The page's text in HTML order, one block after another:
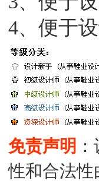
4、便于
免责声明
性和合法